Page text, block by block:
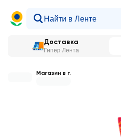
Доставка
Гипер Лента
Магазин в г.